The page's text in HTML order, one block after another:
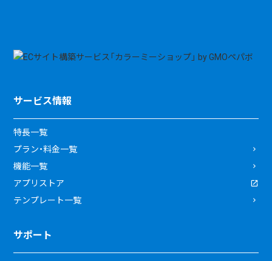
サービス情報
特長一覧
プラン・料金一覧
機能一覧
アプリストア
テンプレート一覧
サポート